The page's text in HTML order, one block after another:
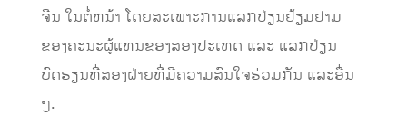
ຈີນ ໃນຕໍ່ຫນ້າ ໂດຍສະເພາະການແລກປ່ຽນຢ້ຽມຢາມ
ຂອງຄະນະຜູ້ແທນຂອງສອງປະເທດ ແລະ ແລກປ່ຽນ
ບົດຮຽນທີ່ສອງຝ່າຍທີ່ມີຄວາມສົນໃຈຮ່ວມກັນ ແລະອື່ນ
ໆ.